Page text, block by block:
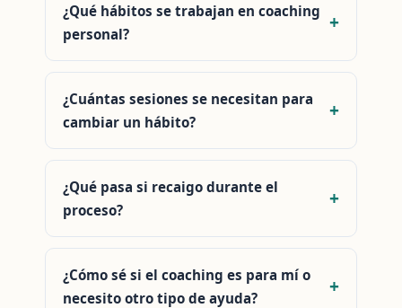
¿Qué hábitos se trabajan en coaching
personal?
¿Cuántas sesiones se necesitan para
cambiar un hábito?
¿Qué pasa si recaigo durante el
proceso?
¿Cómo sé si el coaching es para mí o
necesito otro tipo de ayuda?